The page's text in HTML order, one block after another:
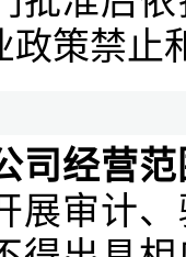
政策禁止
司经营
展审计